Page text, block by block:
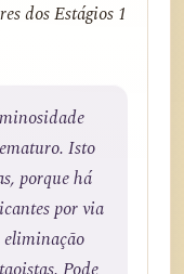
dos Estágios 1
Isto
porque há
por via